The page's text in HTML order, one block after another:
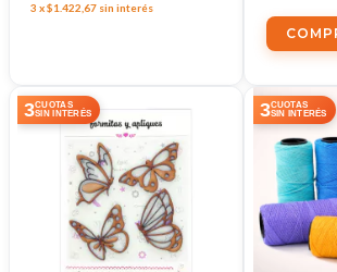
3 x$1.422,67 sin interés
3CUOTAS
SIN INTERÉS
3CUOTAS
SIN INTERÉS